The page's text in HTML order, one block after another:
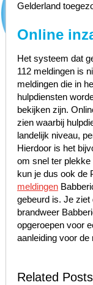
Gelderland
Online
Het systeem dat
112 meldingen is
meldingen die in
hulpdiensten
bekijken zijn.
zien waarbij
landelijk niveau,
Hierdoor is het
om snel ter plekke
kun je dus ook de
meldingen
gebeurd is. Je ziet
brandweer
opgeroepen voor
aanleiding voor de
Related Posts